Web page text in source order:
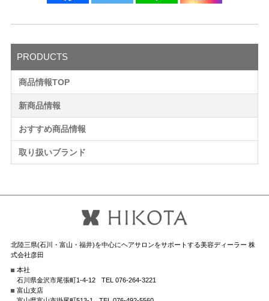
PRODUCTS
商品情報TOP
新商品情報
おすすめ商品情報
取り扱いブランド
北陸三県(石川・富山・福井)を中心にヘアサロンをサポートする美容ディーラー 株
式会社彦田
本社
石川県金沢市尾張町1-4-12
TEL 076-264-3221
富山支店